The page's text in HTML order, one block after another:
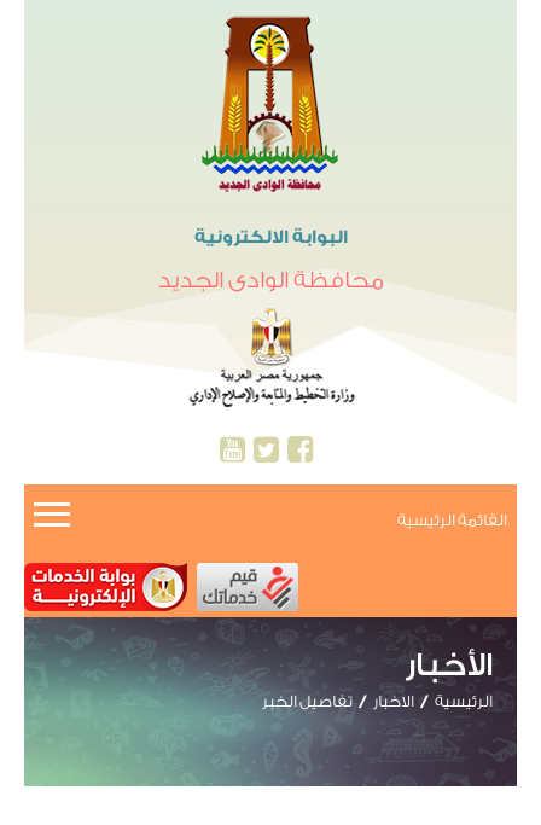
البوابة الالكترونية
محافظة الوادى الجديد
القائمة الرئيسية
الأخبار
الرئيسية الاخبار تفاصيل الخبر